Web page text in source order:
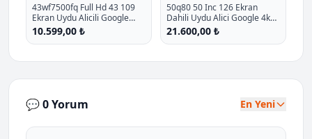
43wf7500fq Full Hd 43 109
Ekran Uydu Alicili Google
Smart Qled Tv P - %20.9
İndirim
10.599,00 ₺
50q80 50 Inc 126 Ekran
Dahili Uydu Alici Google 4k
Ulra Hd Qled Tv P - %10
İndirim
21.600,00 ₺
💬 0 Yorum En Yeni